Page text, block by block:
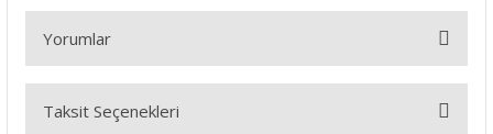
Yorumlar
Bu ürüne ilk yorumu siz yapın!
Taksit Seçenekleri